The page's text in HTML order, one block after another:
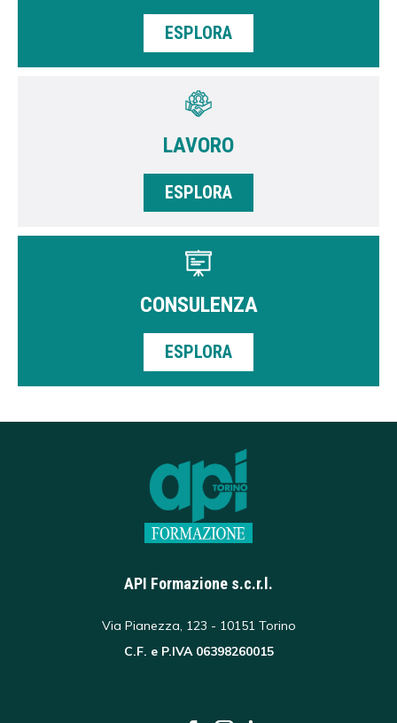
ESPLORA
LAVORO
ESPLORA
CONSULENZA
ESPLORA
API Formazione s.c.r.l.
Via Pianezza, 123 - 10151 Torino
C.F. e P.IVA 06398260015